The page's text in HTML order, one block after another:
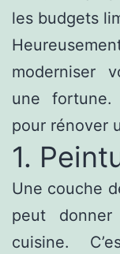
les budgets
moderniser
une fortune.
pour rénover
1.
Une couche
peut
cuisine.